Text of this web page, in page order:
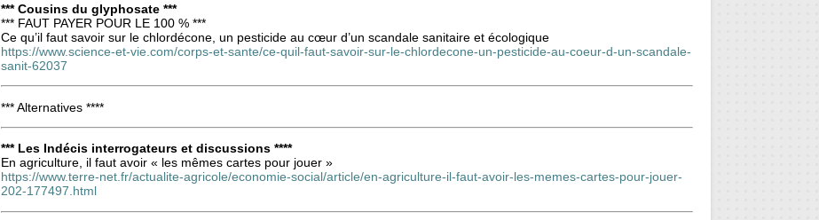
*** Cousins du glyphosate ***
*** FAUT PAYER POUR LE 100 % ***
Ce qu’il faut savoir sur le chlordécone, un pesticide au cœur d’un scandale sanitaire et écologique
https://www.science-et-vie.com/corps-et-sante/ce-quil-faut-savoir-sur-le-chlordecone-un-pesticide-au-coeur-d-un-scandale-
sanit-62037
*** Alternatives ****
*** Les Indécis interrogateurs et discussions ****
En agriculture, il faut avoir « les mêmes cartes pour jouer »
https://www.terre-net.fr/actualite-agricole/economie-social/article/en-agriculture-il-faut-avoir-les-memes-cartes-pour-jouer-
202-177497.html